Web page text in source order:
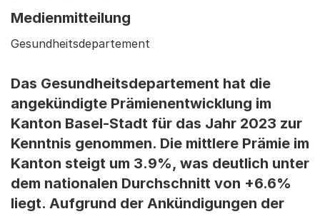
Medienmitteilung
Gesundheitsdepartement
Das Gesundheitsdepartement hat die
angekündigte Prämienentwicklung im
Kanton Basel-Stadt für das Jahr 2023 zur
Kenntnis genommen. Die mittlere Prämie im
Kanton steigt um 3.9%, was deutlich unter
dem nationalen Durchschnitt von +6.6%
liegt. Aufgrund der Ankündigungen der